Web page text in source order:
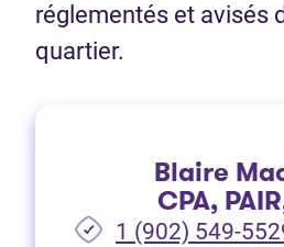
réglementés et avisés
quartier.
Blaire
CPA,
1 (902) 549-